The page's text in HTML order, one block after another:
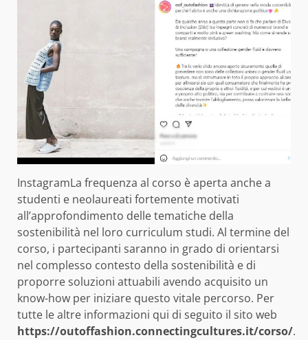
InstagramLa frequenza al corso è aperta anche a
studenti e neolaureati fortemente motivati
all’approfondimento delle tematiche della
sostenibilità nel loro curriculum studi. Al termine del
corso, i partecipanti saranno in grado di orientarsi
nel complesso contesto della sostenibilità e di
proporre soluzioni attuabili avendo acquisito un
know-how per iniziare questo vitale percorso. Per
tutte le altre informazioni qui di seguito il sito web
https://outoffashion.connectingcultures.it/corso/.